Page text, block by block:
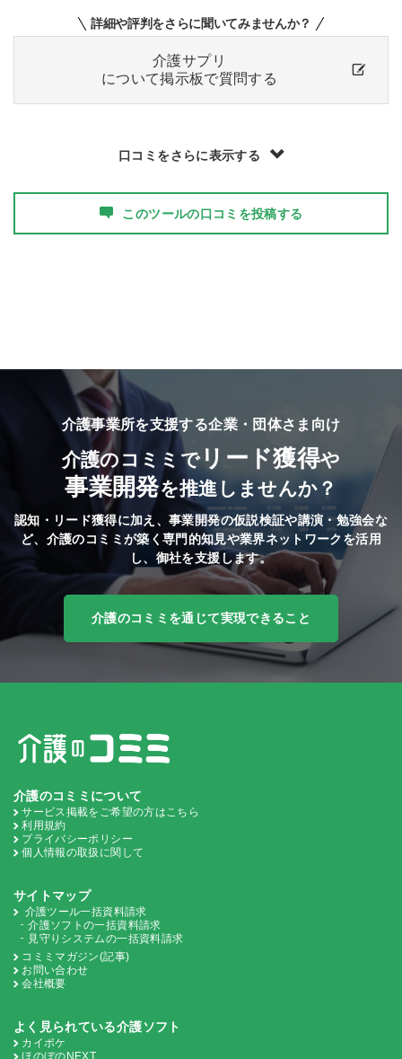
詳細や評判をさらに聞いてみませんか？
介護サプリ
について掲示板で質問する
口コミをさらに表示する
このツールの口コミを投稿する
介護事業所を支援する企業・団体さま向け
介護のコミミでリード獲得や
事業開発を推進しませんか？
認知・リード獲得に加え、事業開発の仮説検証や講演・勉強会な
ど、 介護のコミミが築く専門的知見や業界ネットワークを活用
し、御社を支援します。
介護のコミミを通じて実現できること
介護のコミミについて
サービス掲載をご希望の方はこちら
利用規約
プライバシーポリシー
個人情報の取扱に関して
サイトマップ
介護ツール一括資料請求
介護ソフトの一括資料請求
見守りシステムの一括資料請求
コミミマガジン(記事)
お問い合わせ
会社概要
よく見られている介護ソフト
カイポケ
ほのぼのNEXT